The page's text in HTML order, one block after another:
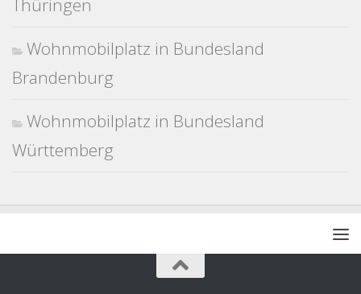
Thüringen
Wohnmobilplatz in Bundesland
Brandenburg
Wohnmobilplatz in Bundesland
Württemberg